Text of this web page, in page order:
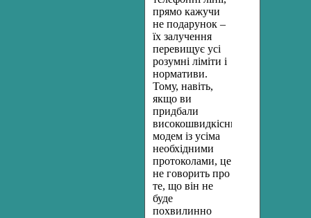
прямо кажучи
не подарунок –
їх залучення
перевищує усі
розумні ліміти і
нормативи.
Тому, навіть,
якщо ви
придбали
високошвидкісний
модем із усіма
необхідними
протоколами, це
не говорить про
те, що він не
буде
похвилинно